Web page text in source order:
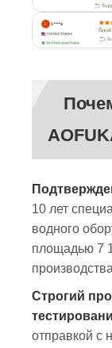
10 лет
водного
площадью 7
Строгий
отправкой с